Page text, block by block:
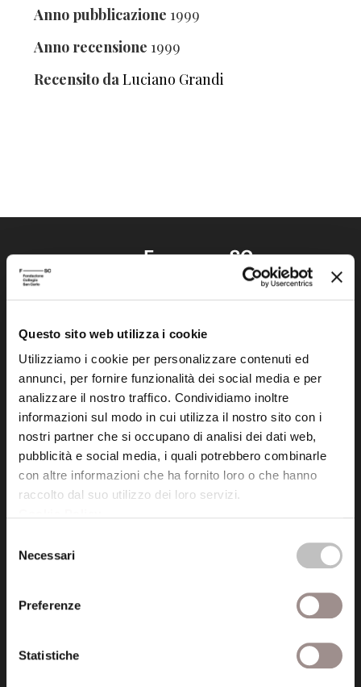
Questo sito web utilizza i cookie
Utilizziamo i cookie per personalizzare contenuti ed
annunci, per fornire funzionalità dei social media e per
analizzare il nostro traffico. Condividiamo inoltre
informazioni sul modo in cui utilizza il nostro sito con i
nostri partner che si occupano di analisi dei dati web,
pubblicità e social media, i quali potrebbero combinarle
con altre informazioni che ha fornito loro o che hanno
raccolto dal suo utilizzo dei loro servizi.
delNecessari
Preferenze
Statistiche
Anno pubblicazione 1999
Anno recensione 1999
Recensito daLuciano Grandi
Fondazione Collegio San Carlo
Via San Carlo 5
41121 Modena (MO)
P.I. 00641060363
tel. 059.421211
info@fondazionesancarlo.it
fondazionecollegiosancarlo@legalmail.it